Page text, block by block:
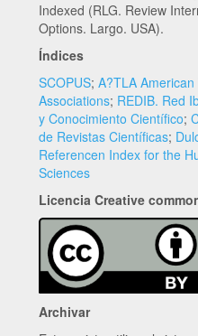
Indexed (RLG. Review
Options. Largo. USA).
Índices
SCOPUS; A?TLA
Associations; REDIB. Red
y Conocimiento Científico;
de Revistas Científicas;
Referencen Index for the
Sciences
Licencia Creative
Archivar